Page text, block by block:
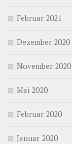
Februar 2021
Dezember 2020
November 2020
Mai 2020
Februar 2020
Januar 2020